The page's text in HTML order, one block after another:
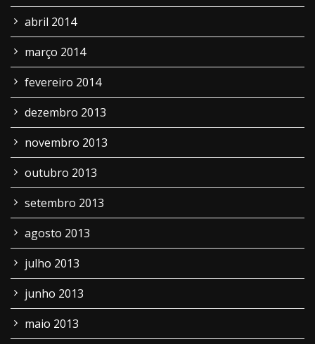
abril 2014
março 2014
fevereiro 2014
dezembro 2013
novembro 2013
outubro 2013
setembro 2013
agosto 2013
julho 2013
junho 2013
maio 2013